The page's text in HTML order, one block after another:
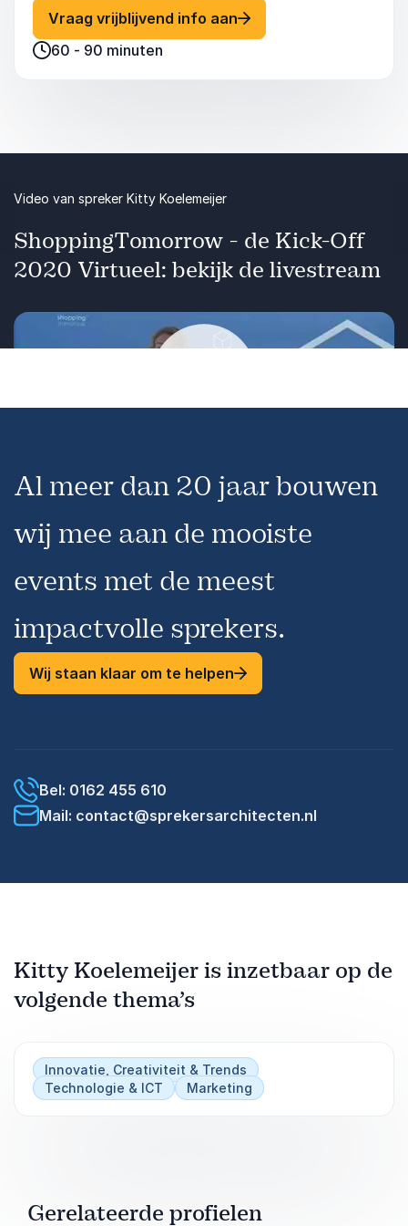
lopen het risico hen te verliezen. Kitty
Koelemeijer duikt in de drijfveren en het gedrag
van de klant van de toekomst en laat zien hoe
bedrijven nu al kunnen inspelen op deze
Vraag vrijblijvend info aan: Kitty Koelemeijer De
60 - 90 minuten
ShoppingTomorrow - de Kick-Off
2020 Virtueel: bekijk de livestream
Video van spreker Kitty Koelemeijer
Al meer dan 20 jaar bouwen
wij mee aan de mooiste
events met de meest
impactvolle sprekers.
Wij staan klaar om te helpen
Bel: 0162 455 610
Mail: contact@sprekersarchitecten.nl
Kitty Koelemeijer is inzetbaar op de
volgende thema’s
Innovatie, Creativiteit & Trends
Technologie & ICT
Marketing
Gerelateerde profielen